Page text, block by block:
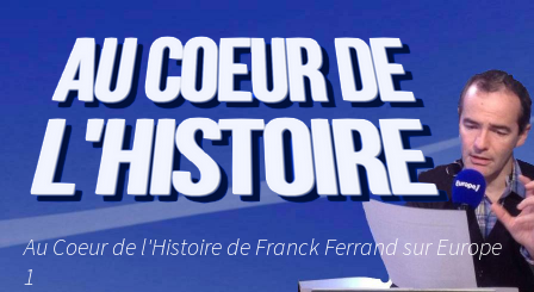
Au Coeur de l'Histoire de Franck Ferrand sur Europe
1